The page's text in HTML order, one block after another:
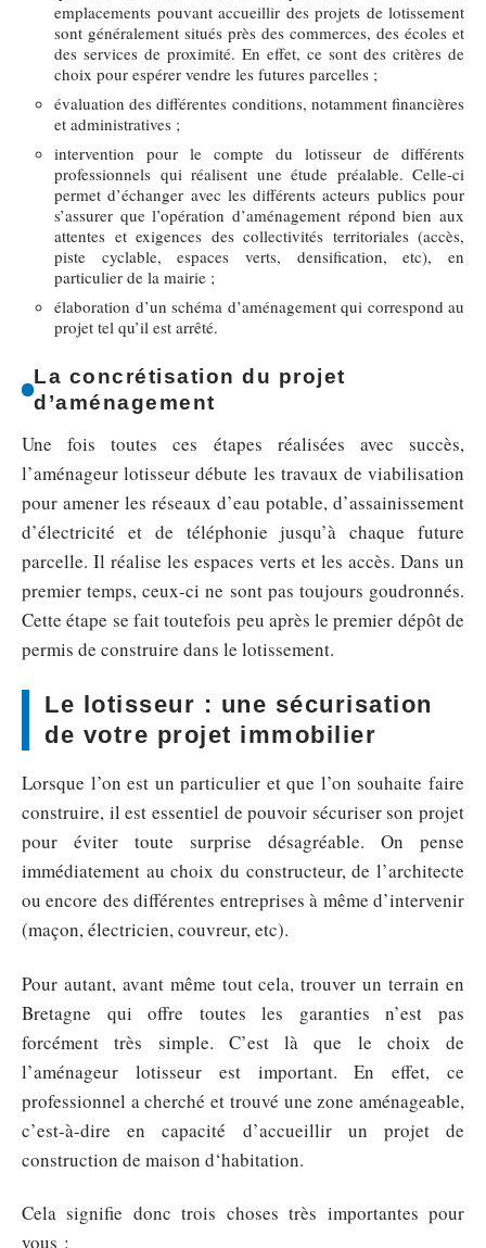
emplacements pouvant accueillir des projets de lotissement
sont généralement situés près des commerces, des écoles et
des services de proximité. En effet, ce sont des critères de
choix pour espérer vendre les futures parcelles ;
évaluation des différentes conditions, notamment financières
et administratives ;
intervention pour le compte du lotisseur de différents
professionnels qui réalisent une étude préalable. Celle-ci
permet d’échanger avec les différents acteurs publics pour
s’assurer que l’opération d’aménagement répond bien aux
attentes et exigences des collectivités territoriales (accès,
piste cyclable, espaces verts, densification, etc), en
particulier de la mairie ;
élaboration d’un schéma d’aménagement qui correspond au
projet tel qu’il est arrêté.
La concrétisation du projet
d’aménagement
Une fois toutes ces étapes réalisées avec succès,
l’aménageur lotisseur débute les travaux de viabilisation
pour amener les réseaux d’eau potable, d’assainissement
d’électricité et de téléphonie jusqu’à chaque future
parcelle. Il réalise les espaces verts et les accès. Dans un
premier temps, ceux-ci ne sont pas toujours goudronnés.
Cette étape se fait toutefois peu après le premier dépôt de
permis de construire dans le lotissement.
Le lotisseur : une sécurisation
de votre projet immobilier
Lorsque l’on est un particulier et que l’on souhaite faire
construire, il est essentiel de pouvoir sécuriser son projet
pour éviter toute surprise désagréable. On pense
immédiatement au choix du constructeur, de l’architecte
ou encore des différentes entreprises à même d’intervenir
(maçon, électricien, couvreur, etc).
Pour autant, avant même tout cela, trouver un terrain en
Bretagne qui offre toutes les garanties n’est pas
forcément très simple. C’est là que le choix de
l’aménageur lotisseur est important. En effet, ce
professionnel a cherché et trouvé une zone aménageable,
c’est-à-dire en capacité d’accueillir un projet de
construction de maison d‘habitation.
Cela signifie donc trois choses très importantes pour
vous :